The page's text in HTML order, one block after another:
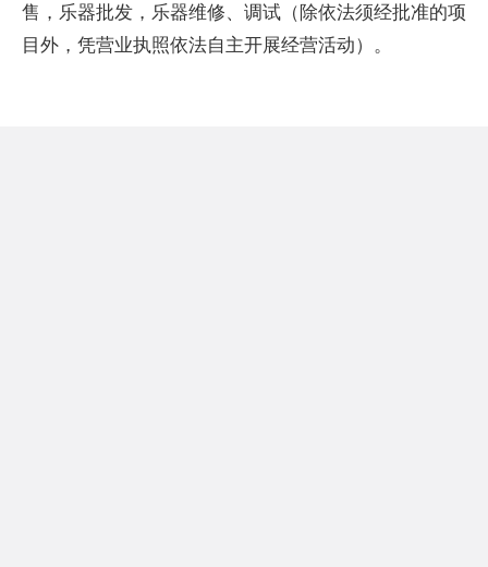
售，乐器批发，乐器维修、调试（除依法须经批准的项
目外，凭营业执照依法自主开展经营活动）。